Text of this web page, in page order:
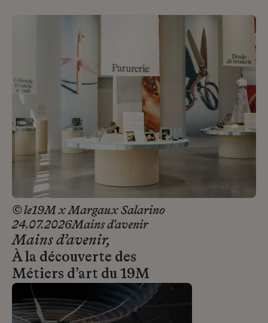
© le19M x Margaux Salarino
24.07.2026Mains d'avenir
Mains d’avenir,
À la découverte des
Métiers d’art du 19M